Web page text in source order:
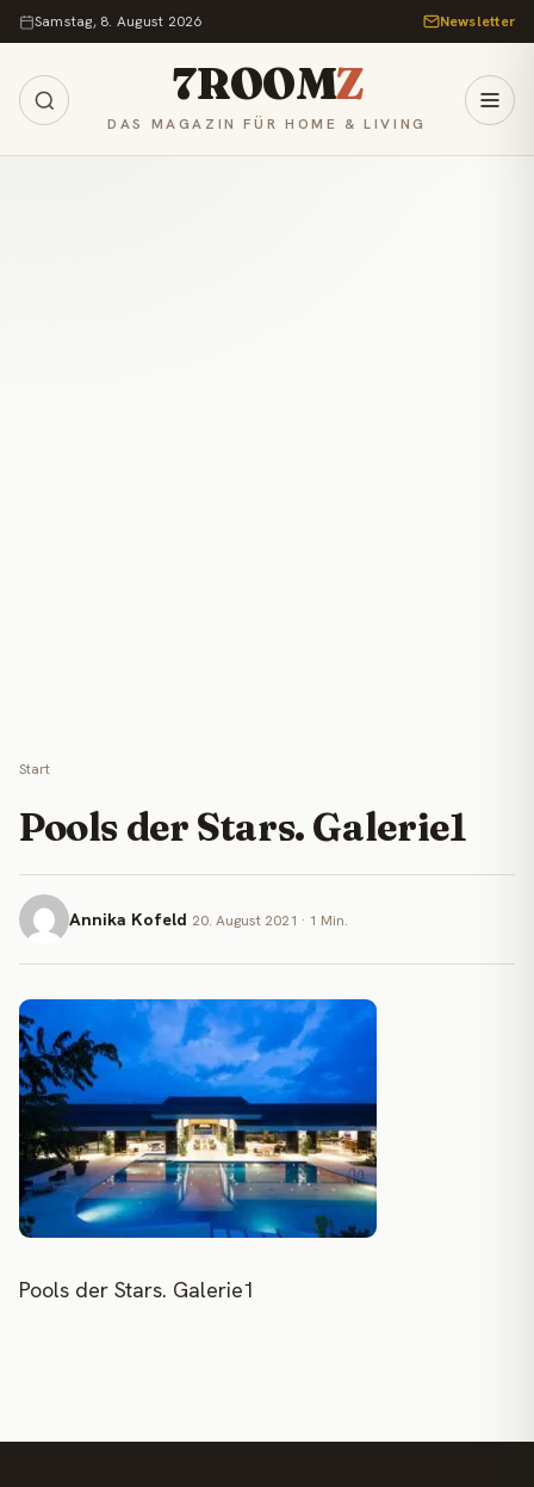
Zum Inhalt springen
Samstag, 8. August 2026 Newsletter
7ROOMZ
DAS MAGAZIN FÜR HOME & LIVING
Start
Pools der Stars. Galerie1
Annika Kofeld 20. August 2021 · 1 Min.
Pools der Stars. Galerie1